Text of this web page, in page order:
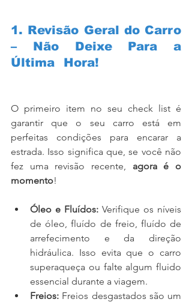
1. Revisão Geral do Carro
– Não Deixe Para a
Última Hora!
O primeiro item no seu check list é
garantir que o seu carro está em
perfeitas condições para encarar a
estrada. Isso significa que, se você não
fez uma revisão recente, agora é o
momento!
Óleo e Fluídos: Verifique os níveis
de óleo, fluído de freio, fluído de
arrefecimento e da direção
hidráulica. Isso evita que o carro
superaqueça ou falte algum fluido
essencial durante a viagem.
Freios: Freios desgastados são um